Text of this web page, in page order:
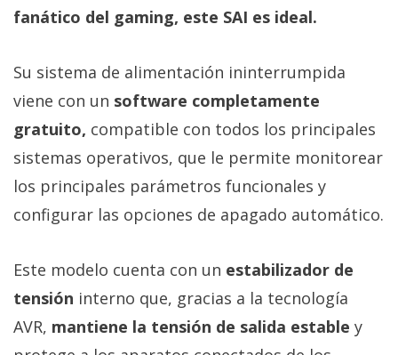
fanático del gaming, este SAI es ideal.
Su sistema de alimentación ininterrumpida
viene con un software completamente
gratuito, compatible con todos los principales
sistemas operativos, que le permite monitorear
los principales parámetros funcionales y
configurar las opciones de apagado automático.
Este modelo cuenta con un estabilizador de
tensión interno que, gracias a la tecnología
AVR, mantiene la tensión de salida estable y